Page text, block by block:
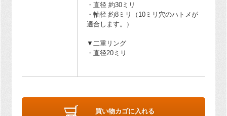
・直径 約30ミリ
・軸径 約8ミリ（10ミリ穴のハトメが
適合します。）
▼二重リング
・直径20ミリ
買い物カゴに入れる